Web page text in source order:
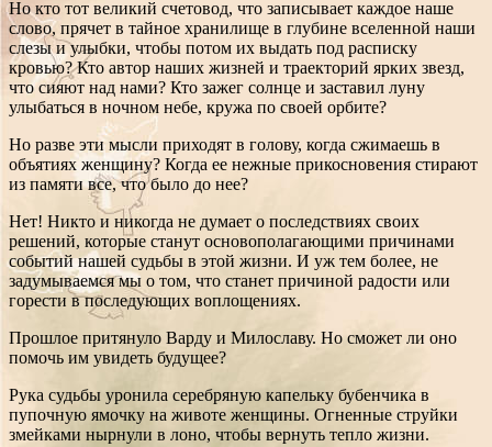
Но кто тот великий счетовод, что записывает каждое наше
слово, прячет в тайное хранилище в глубине вселенной наши
слезы и улыбки, чтобы потом их выдать под расписку
кровью? Кто автор наших жизней и траекторий ярких звезд,
что сияют над нами? Кто зажег солнце и заставил луну
улыбаться в ночном небе, кружа по своей орбите?
Но разве эти мысли приходят в голову, когда сжимаешь в
объятиях женщину? Когда ее нежные прикосновения стирают
из памяти все, что было до нее?
Нет! Никто и никогда не думает о последствиях своих
решений, которые станут основополагающими причинами
событий нашей судьбы в этой жизни. И уж тем более, не
задумываемся мы о том, что станет причиной радости или
горести в последующих воплощениях.
Прошлое притянуло Варду и Милославу. Но сможет ли оно
помочь им увидеть будущее?
Рука судьбы уронила серебряную капельку бубенчика в
пупочную ямочку на животе женщины. Огненные струйки
змейками нырнули в лоно, чтобы вернуть тепло жизни.